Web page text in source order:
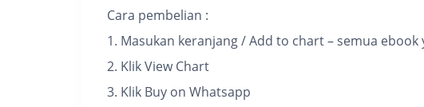
Cara pembelian :
1. Masukan keranjang / Add to chart – semua
2. Klik View Chart
3. Klik Buy on Whatsapp